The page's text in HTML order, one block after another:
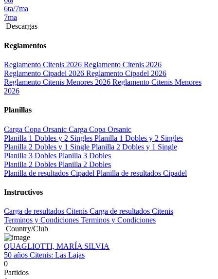
6ta/7ma
7ma
Descargas
Reglamentos
Reglamento Citenis 2026 Reglamento Citenis 2026
Reglamento Cipadel 2026 Reglamento Cipadel 2026
Reglamento Citenis Menores 2026 Reglamento Citenis Menores
2026
Planillas
Carga Copa Orsanic Carga Copa Orsanic
Planilla 1 Dobles y 2 Singles Planilla 1 Dobles y 2 Singles
Planilla 2 Dobles y 1 Single Planilla 2 Dobles y 1 Single
Planilla 3 Dobles Planilla 3 Dobles
Planilla 2 Dobles Planilla 2 Dobles
Planilla de resultados Cipadel Planilla de resultados Cipadel
Instructivos
Carga de resultados Citenis Carga de resultados Citenis
Terminos y Condiciones Terminos y Condiciones
Country/Club
QUAGLIOTTI, MARÍA SILVIA
50 años Citenis: Las Lajas
0
Partidos